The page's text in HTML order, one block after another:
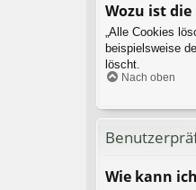
Wozu ist die
„Alle Cookies
beispielsweise
löscht.
Nach oben
Wie kann